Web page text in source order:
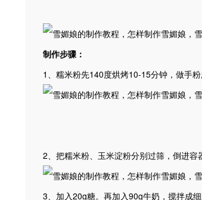
制作步骤 ：
1、糯米粉先140度烘烤10-15分钟，做手粉
2、把糯米粉、玉米淀粉分别过筛，倒进容
3、加入20g糖。再加入90g牛奶，搅拌成细